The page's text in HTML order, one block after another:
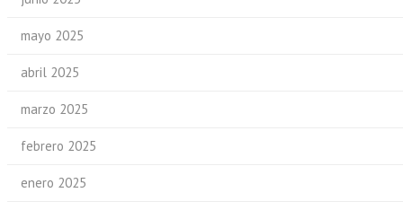
mayo 2025
abril 2025
marzo 2025
febrero 2025
enero 2025